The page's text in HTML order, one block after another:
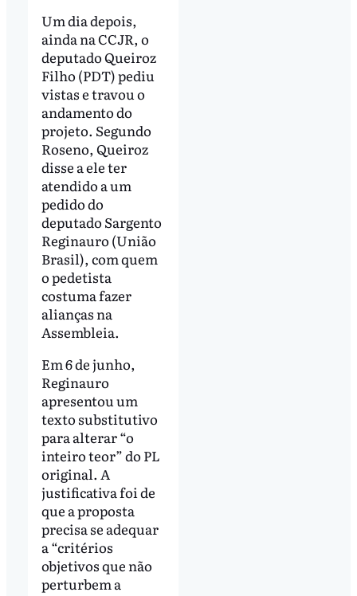
Um dia depois,
ainda na CCJR, o
deputado Queiroz
Filho (PDT) pediu
vistas e travou o
andamento do
projeto. Segundo
Roseno, Queiroz
disse a ele ter
atendido a um
pedido do
deputado Sargento
Reginauro (União
Brasil), com quem
o pedetista
costuma fazer
alianças na
Assembleia.
Em 6 de junho,
Reginauro
apresentou um
texto substitutivo
para alterar “o
inteiro teor” do PL
original. A
justificativa foi de
que a proposta
precisa se adequar
a “critérios
objetivos que não
perturbem a